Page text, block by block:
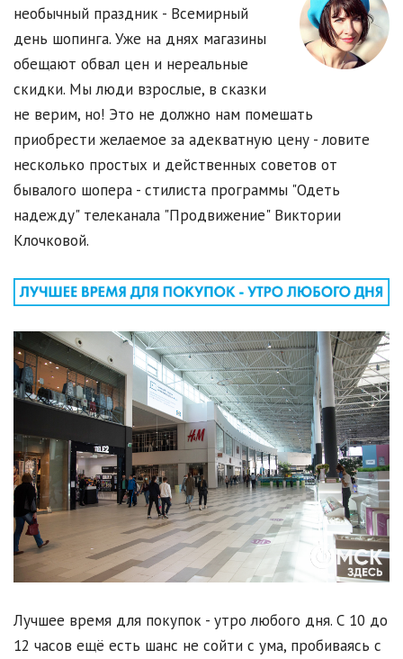
необычный праздник - Всемирный
день шопинга. Уже на днях магазины
обещают обвал цен и нереальные
скидки. Мы люди взрослые, в сказки
не верим, но! Это не должно нам помешать
приобрести желаемое за адекватную цену - ловите
несколько простых и действенных советов от
бывалого шопера - стилиста программы "Одеть
надежду" телеканала "Продвижение" Виктории
Клочковой.
Лучшее время для покупок - утро любого дня. С 10 до
12 часов ещё есть шанс не сойти с ума, пробиваясь с